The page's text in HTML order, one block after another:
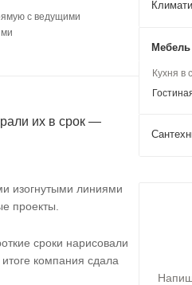
с ведущими
их в срок —
изогнутыми линиями
проекты.
сроки нарисовали
компания сдала
Мебель
Кухня в